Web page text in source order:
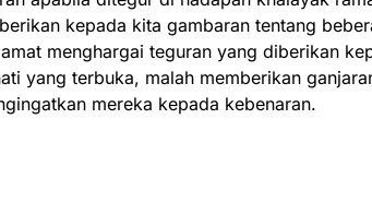
kepada kita gambaran tentang
menghargai teguran yang diberikan
yang terbuka, malah memberikan
mereka kepada kebenaran.